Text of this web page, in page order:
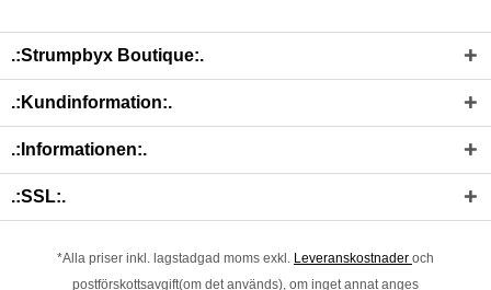
.:Strumpbyx Boutique:.
.:Kundinformation:.
.:Informationen:.
.:SSL:.
*Alla priser inkl. lagstadgad moms exkl. Leveranskostnader och
postförskottsavgift(om det används), om inget annat anges